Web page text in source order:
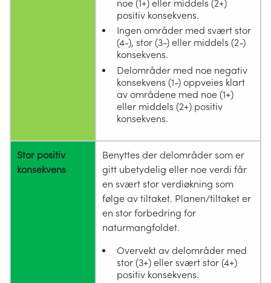
noe (1+) eller middels (2+)
positiv konsekvens.
Ingen områder med svært stor
(4-), stor (3-) eller middels (2-)
konsekvens.
Delområder med noe negativ
konsekvens (1-) oppveies klart
av områdene med noe (1+)
eller middels (2+) positiv
konsekvens.
Stor positiv
konsekvens
Benyttes der delområder som er
gitt ubetydelig eller noe verdi får
en svært stor verdiøkning som
følge av tiltaket. Planen/tiltaket er
en stor forbedring for
naturmangfoldet.
Overvekt av delområder med
stor (3+) eller svært stor (4+)
positiv konsekvens.